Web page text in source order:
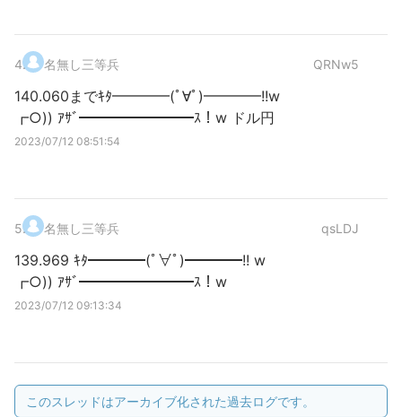
4. 名無し三等兵 QRNw5
140.060までｷﾀ━━━━(ﾟ∀ﾟ)━━━━!!w
┏○)) ｱｻﾞ━━━━━━━━ｽ！w ドル円
2023/07/12 08:51:54
5. 名無し三等兵 qsLDJ
139.969 ｷﾀ━━━━(ﾟ∀ﾟ)━━━━!! w
┏○)) ｱｻﾞ━━━━━━━━ｽ！w
2023/07/12 09:13:34
このスレッドはアーカイブ化された過去ログです。